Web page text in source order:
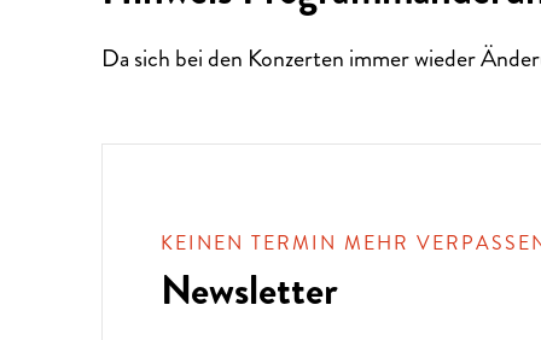
Da sich bei den Konzerten immer wieder
KEINEN TERMIN MEHR
Newsletter